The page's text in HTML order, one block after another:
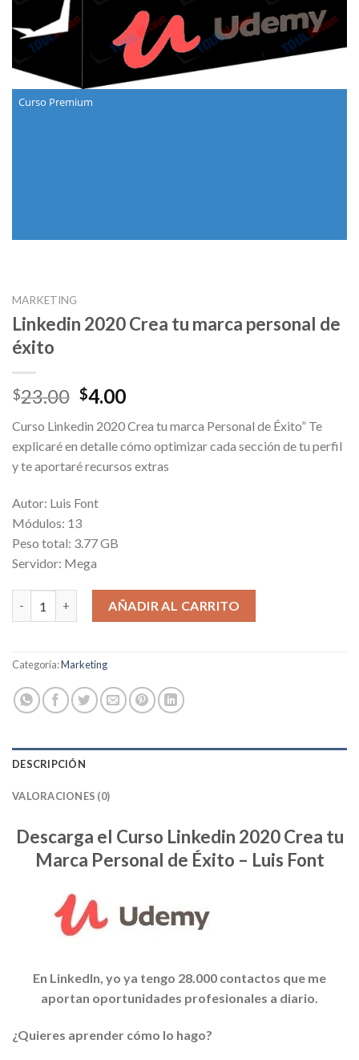
Curso Premium
MARKETING
Linkedin 2020 Crea tu marca personal de
éxito
$23.00 Original
was:
$23.00.
$4.00Current
is:
$4.00.
Curso Linkedin 2020 Crea tu marca Personal de Éxito” Te
explicaré en detalle cómo optimizar cada sección de tu perfil
y te aportaré recursos extras
Autor: Luis Font
Módulos: 13
Peso total: 3.77 GB
Servidor: Mega
Linkedin 2020 Crea tu marca personal de éxito cantidad
AÑADIR AL CARRITO
Categoría:Marketing
DESCRIPCIÓN
VALORACIONES (0)
Descarga el Curso Linkedin 2020 Crea tu
Marca Personal de Éxito – Luis Font
En LinkedIn, yo ya tengo 28.000 contactos que me
aportan oportunidades profesionales a diario.
¿Quieres aprender cómo lo hago?